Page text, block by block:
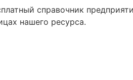
справочник
нашего ресурса.